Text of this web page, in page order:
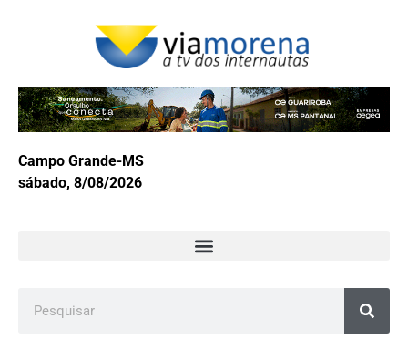
Campo Grande-MS
sábado, 8/08/2026